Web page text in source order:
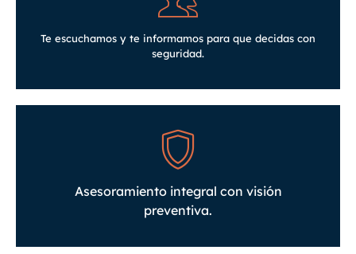
Te escuchamos y te informamos para que decidas con
seguridad.
Asesoramiento integral con visión
preventiva.